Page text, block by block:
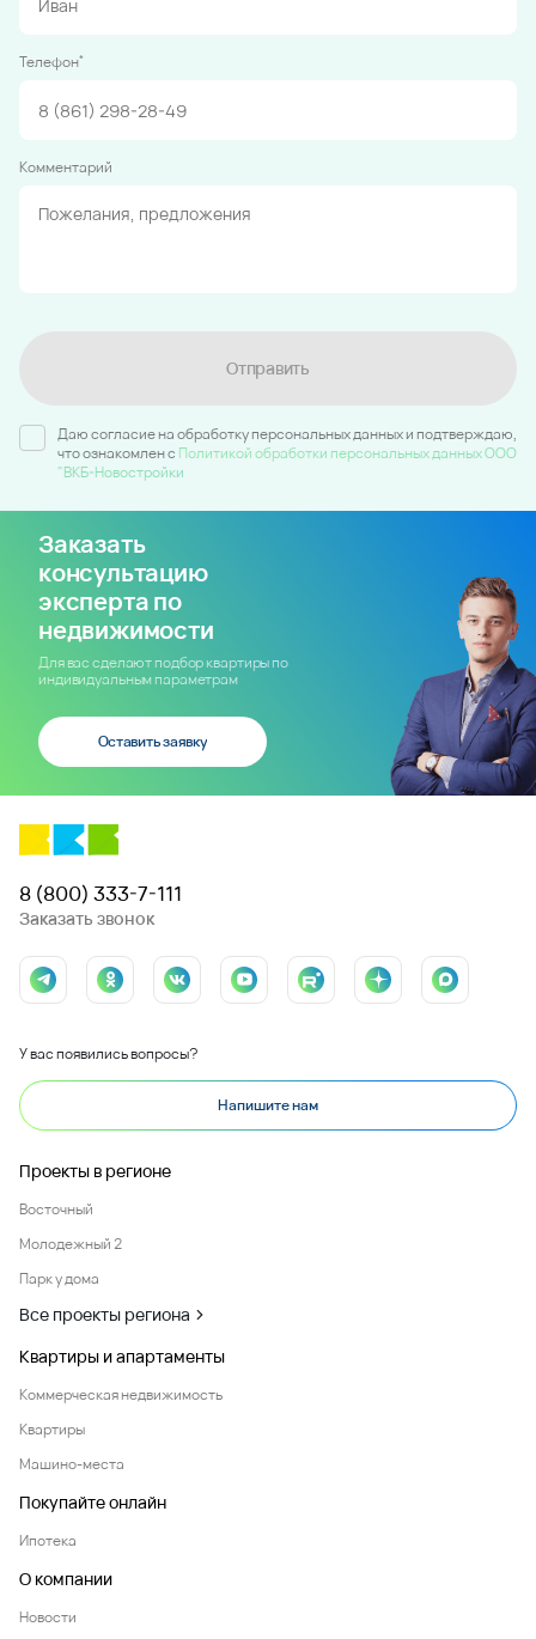
Телефон*
Комментарий
Отправить
Даю согласие на обработку персональных данных и подтверждаю,
что ознакомлен c Политикой обработки персональных данных ООО
"ВКБ-Новостройки
Заказать
консультацию
эксперта по
недвижимости
Для вас сделают подбор квартиры по
индивидуальным параметрам
Оставить заявку
8 (800) 333-7-111
Заказать звонок
У вас появились вопросы?
Напишите нам
Проекты в регионе
Восточный
Молодежный 2
Парк у дома
Все проекты региона
Квартиры и апартаменты
Коммерческая недвижимость
Квартиры
Машино-места
Покупайте онлайн
Ипотека
О компании
Новости